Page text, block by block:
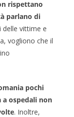
rispettano
parlano di
delle vittime e
vogliono che il
pochi
ospedali non
. Inoltre,